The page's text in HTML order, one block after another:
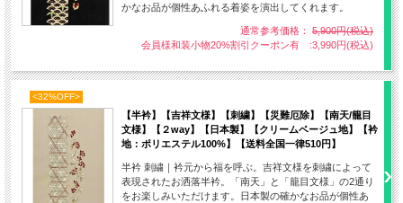
かなお品が個性あふれる着姿を演出してくれます。
通常参考価格： 5,900円(税込)
会員様和装小物20%割引クーポン有 :3,990円(税込)
<32%OFF>
【半衿】【吉祥文様】【刺繍】【災難厄除】【南天/籠目
文様】【２way】【日本製】【クリームベージュ地】【衿
地：ポリエステル100%】【送料全国一律510円】
半衿 刺繍｜衿元から福を呼ぶ。吉祥文様を刺繍によって
表現されたお洒落半衿。「南天」と「籠目文様」の2通り
をお楽しみいただけます。日本製の確かなお品が個性あ